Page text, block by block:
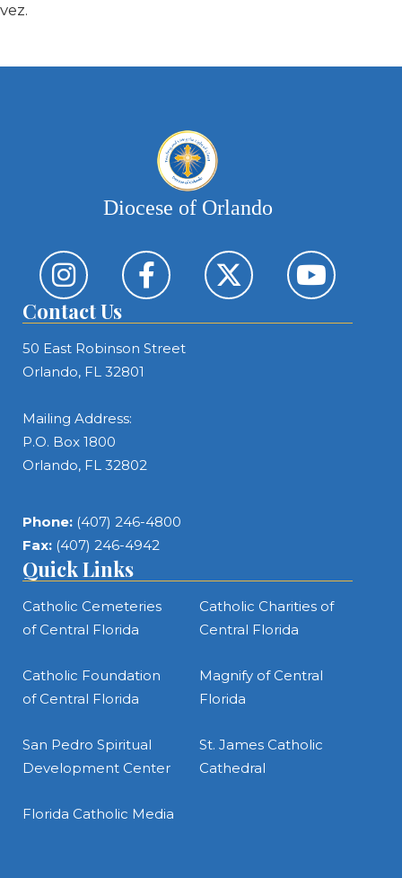
vez.
Diocese of Orlando
Contact Us
50 East Robinson Street
Orlando, FL 32801
Mailing Address:
P.O. Box 1800
Orlando, FL 32802
Phone: (407) 246-4800
Fax: (407) 246-4942
Quick Links
Catholic Cemeteries
of Central Florida
Catholic Charities of
Central Florida
Catholic Foundation
of Central Florida
Magnify of Central
Florida
San Pedro Spiritual
Development Center
St. James Catholic
Cathedral
Florida Catholic Media